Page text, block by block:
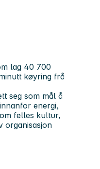
lag 40 700
køyring frå
seg som mål å
energi,
felles kultur,
organisasjon